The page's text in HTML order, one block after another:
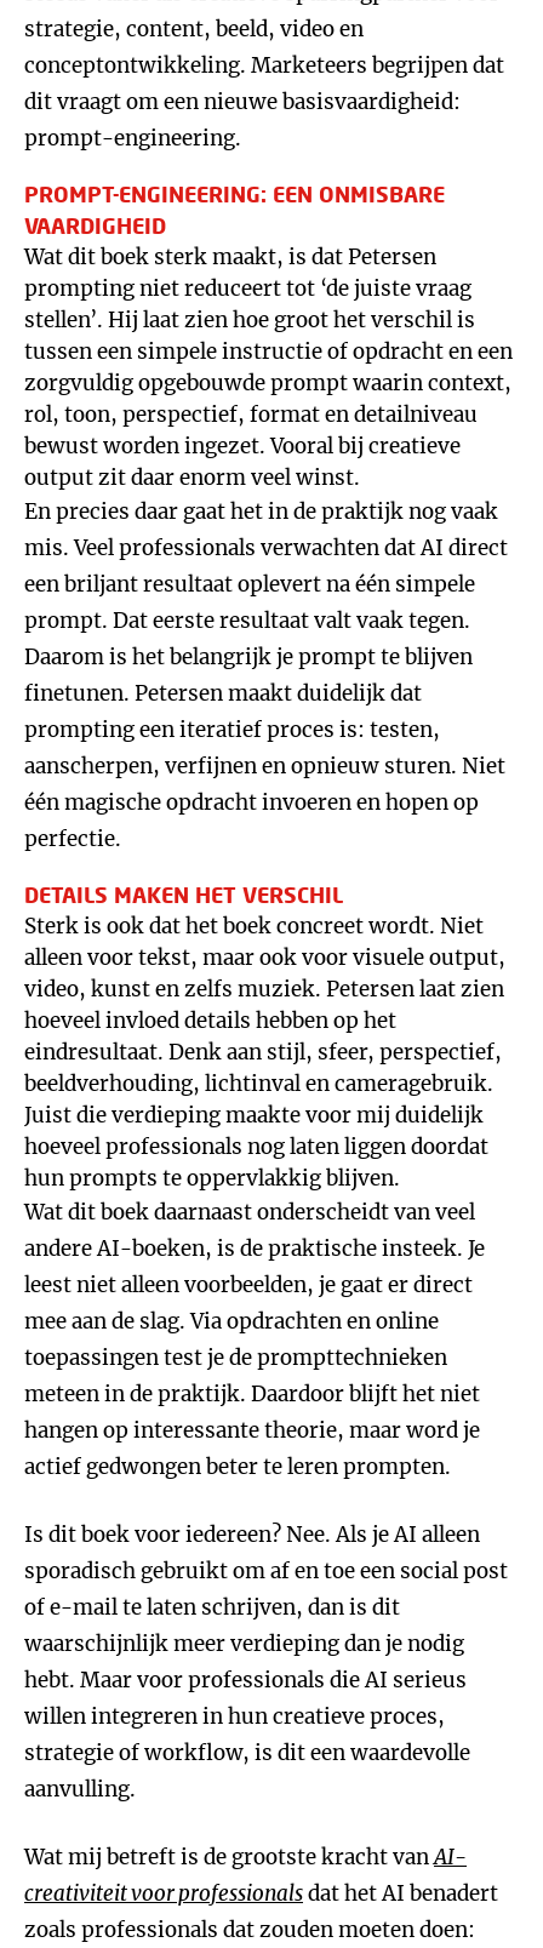
strategie, content, beeld, video en
conceptontwikkeling. Marketeers begrijpen dat
dit vraagt om een nieuwe basisvaardigheid:
prompt-engineering.
PROMPT-ENGINEERING: EEN ONMISBARE
VAARDIGHEID
Wat dit boek sterk maakt, is dat Petersen
prompting niet reduceert tot ‘de juiste vraag
stellen’. Hij laat zien hoe groot het verschil is
tussen een simpele instructie of opdracht en een
zorgvuldig opgebouwde prompt waarin context,
rol, toon, perspectief, format en detailniveau
bewust worden ingezet. Vooral bij creatieve
output zit daar enorm veel winst.
En precies daar gaat het in de praktijk nog vaak
mis. Veel professionals verwachten dat AI direct
een briljant resultaat oplevert na één simpele
prompt. Dat eerste resultaat valt vaak tegen.
Daarom is het belangrijk je prompt te blijven
finetunen. Petersen maakt duidelijk dat
prompting een iteratief proces is: testen,
aanscherpen, verfijnen en opnieuw sturen. Niet
één magische opdracht invoeren en hopen op
perfectie.
DETAILS MAKEN HET VERSCHIL
Sterk is ook dat het boek concreet wordt. Niet
alleen voor tekst, maar ook voor visuele output,
video, kunst en zelfs muziek. Petersen laat zien
hoeveel invloed details hebben op het
eindresultaat. Denk aan stijl, sfeer, perspectief,
beeldverhouding, lichtinval en cameragebruik.
Juist die verdieping maakte voor mij duidelijk
hoeveel professionals nog laten liggen doordat
hun prompts te oppervlakkig blijven.
Wat dit boek daarnaast onderscheidt van veel
andere AI-boeken, is de praktische insteek. Je
leest niet alleen voorbeelden, je gaat er direct
mee aan de slag. Via opdrachten en online
toepassingen test je de prompttechnieken
meteen in de praktijk. Daardoor blijft het niet
hangen op interessante theorie, maar word je
actief gedwongen beter te leren prompten.
Is dit boek voor iedereen? Nee. Als je AI alleen
sporadisch gebruikt om af en toe een social post
of e-mail te laten schrijven, dan is dit
waarschijnlijk meer verdieping dan je nodig
hebt. Maar voor professionals die AI serieus
willen integreren in hun creatieve proces,
strategie of workflow, is dit een waardevolle
aanvulling.
Wat mij betreft is de grootste kracht vanAI-
creativiteit voor professionalsdat het AI benadert
zoals professionals dat zouden moeten doen: